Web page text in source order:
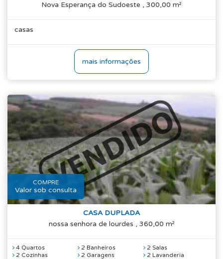
Nova Esperança do Sudoeste , 300,00 m²
casas
mais informações
COMPRE
Valor sob consulta
CASA DUPLADA
nossa senhora de lourdes , 360,00 m²
4 Quartos 2 Banheiros
2 Salas
2 Cozinhas
2 Garagens 2 Lavanderia